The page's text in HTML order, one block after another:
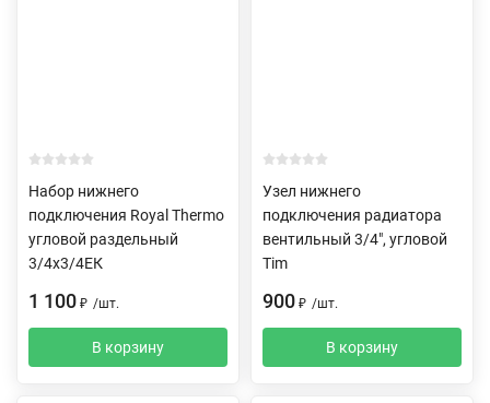
Набор нижнего
подключения Royal Thermo
угловой раздельный
3/4х3/4ЕК
1 100 ₽ /шт.
В корзину
Узел нижнего
подключения радиатора
вентильный 3/4", угловой
Tim
900 ₽ /шт.
В корзину